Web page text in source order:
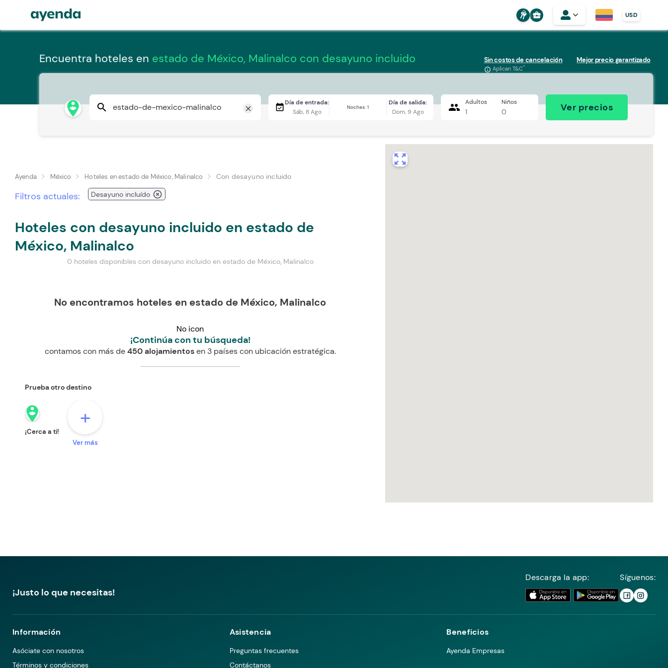
business_center USD
Encuentra hoteles en estado de México, Malinalco con desayuno incluido Sin costos de cancelación
info_outline Aplican T&C*
Mejor precio garantizado
person_pin_circle search close event_availableDía de entrada:
Sáb, 8 Ago
Noches: 1
Día de salida:
Dom, 9 Ago
people Adultos
1
Niños
0 Ver precios
Ayenda México Hoteles en estado de México, Malinalco Con desayuno incluido
Filtros actuales: Desayuno incluído highlight_off
Hoteles con desayuno incluido en estado de
México, Malinalco
0 hoteles disponibles con desayuno incluido en estado de México, Malinalco
No encontramos hoteles en estado de México, Malinalco
No icon
¡Continúa con tu búsqueda!
contamos con más de450 alojamientosen 3 países con ubicación estratégica.
Prueba otro destino
person_pin_circle
¡Cerca a ti!
+
Ver más
zoom_out_map
¡Justo lo que necesitas!
Descarga la app: Síguenos:
Información
Asóciate con nosotros
Términos y condiciones
Asistencia
Preguntas frecuentes
Contáctanos
Beneficios
Ayenda Empresas